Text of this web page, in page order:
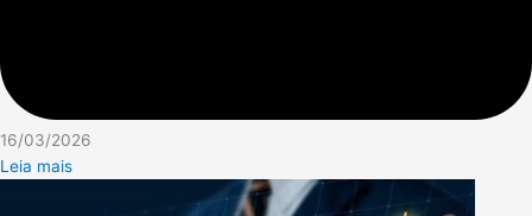
16/03/2026
Leia mais